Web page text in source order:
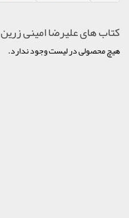
کتاب های علیرضا امینی زرین
هیچ محصولی در لیست وجود ندارد.